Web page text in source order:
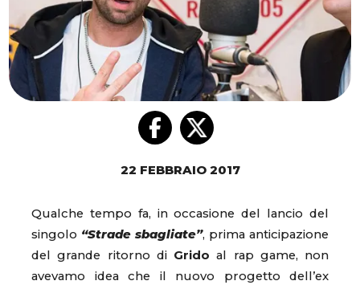
22 FEBBRAIO 2017
Qualche tempo fa, in occasione del lancio del
singolo “Strade sbagliate”, prima anticipazione
del grande ritorno di Grido al rap game, non
avevamo idea che il nuovo progetto dell’ex